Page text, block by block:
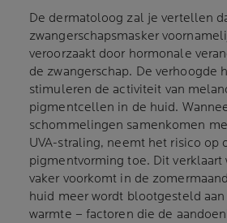
De dermatoloog zal je vertellen
zwangerschapsmasker
veroorzaakt door hormonale
de zwangerschap. De verhoogde
stimuleren de activiteit van
pigmentcellen in de huid.
schommelingen samenkomen
UVA-straling, neemt het risico op
pigmentvorming toe. Dit verklaart
vaker voorkomt in de
huid meer wordt blootgesteld
warmte – factoren die de